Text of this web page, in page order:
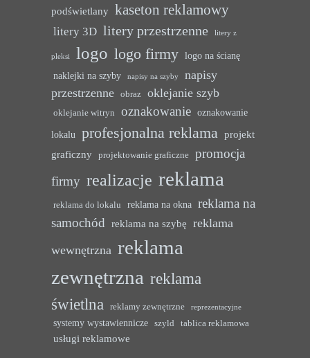
podświetlany kaseton reklamowy
litery 3D litery przestrzenne litery z
pleksi logo logo firmy logo na ścianę
naklejki na szyby
napisy na szyby
napisy
przestrzenne
obraz oklejanie szyb
oklejanie witryn oznakowanie oznakowanie
lokalu profesjonalna reklama projekt
graficzny
projektowanie graficzne
promocja
firmy realizacje reklama
reklama do lokalu reklama na okna reklama na
samochód reklama na szybę reklama
wewnętrzna reklama
zewnętrzna reklama
świetlna
reklamy zewnętrzne reprezentacyjne
systemy wystawiennicze szyld tablica reklamowa
usługi reklamowe